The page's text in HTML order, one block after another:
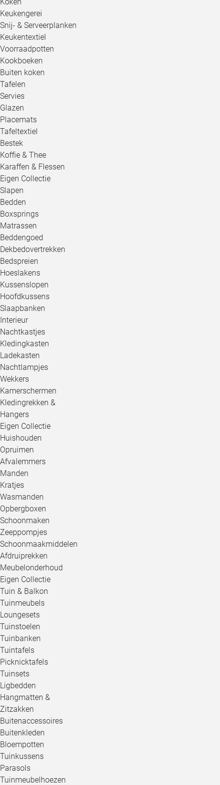
Keukengerei
Snij- & Serveerplanken
Keukentextiel
Voorraadpotten
Kookboeken
Buiten koken
Tafelen
Servies
Glazen
Placemats
Tafeltextiel
Bestek
Koffie & Thee
Karaffen & Flessen
Eigen Collectie
Slapen
Bedden
Boxsprings
Matrassen
Beddengoed
Dekbedovertrekken
Bedspreien
Hoeslakens
Kussenslopen
Hoofdkussens
Slaapbanken
Interieur
Nachtkastjes
Kledingkasten
Ladekasten
Nachtlampjes
Wekkers
Kamerschermen
Kledingrekken &
Hangers
Eigen Collectie
Huishouden
Opruimen
Afvalemmers
Manden
Kratjes
Wasmanden
Opbergboxen
Schoonmaken
Zeeppompjes
Schoonmaakmiddelen
Afdruiprekken
Meubelonderhoud
Eigen Collectie
Tuin & Balkon
Tuinmeubels
Loungesets
Tuinstoelen
Tuinbanken
Tuintafels
Picknicktafels
Tuinsets
Ligbedden
Hangmatten &
Zitzakken
Buitenaccessoires
Buitenkleden
Bloempotten
Tuinkussens
Parasols
Tuinmeubelhoezen